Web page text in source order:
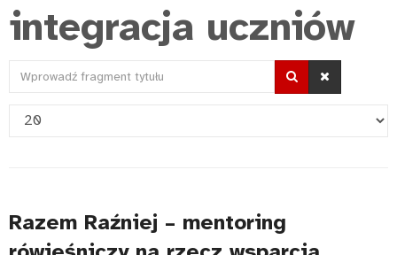
integracja uczniów
Wprowadź
tytułu
Pokaż
Razem Raźniej – mentoring